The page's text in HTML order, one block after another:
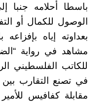
باسطا أحلامه
الوصول للكمال أو
بعداوته إياه
مشاهد في رواية
للكاتب الفلسطيني
في تصنع التقارب بين
مقابلة كفافيس